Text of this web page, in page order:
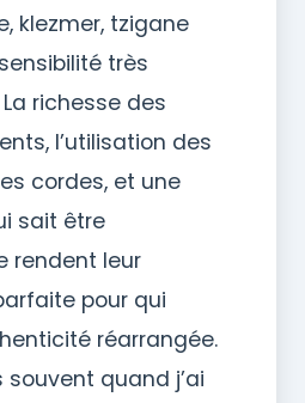
klezmer, tzigane
très
richesse des
l’utilisation des
cordes, et une
sait être
rendent leur
pour qui
réarrangée.
souvent quand j’ai